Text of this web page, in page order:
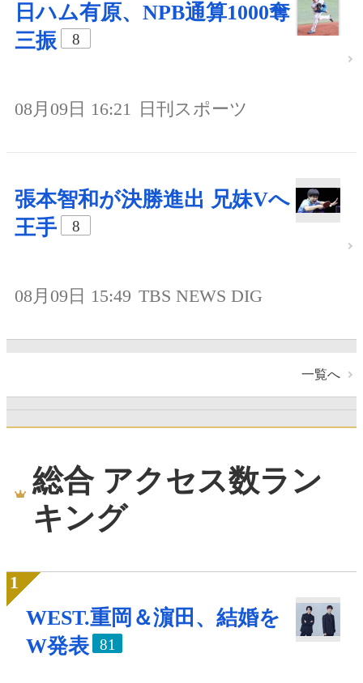
日ハム有原、NPB通算1000奪
三振
8
08月09日 16:21 日刊スポーツ
張本智和が決勝進出 兄妹Vへ
王手
8
08月09日 15:49 TBS NEWS DIG
一覧へ
総合 アクセス数ラン
キング
WEST.重岡＆濵田、結婚を
W発表
81